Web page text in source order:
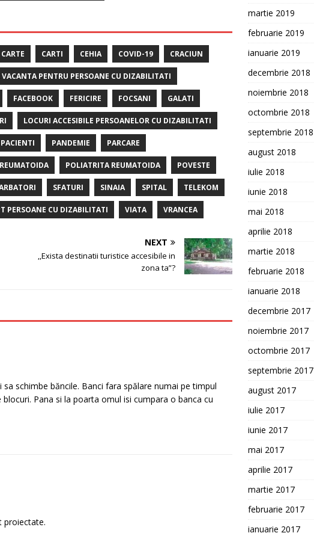
CARTE CARTI CEHIA COVID-19 CRACIUN
PENTRU PERSOANE CU DIZABILITATI
FACEBOOK FERICIRE FOCSANI GALATI
LOCURI ACCESIBILE PERSOANELOR CU DIZABILITATI
PACIENTI PANDEMIE PARCARE
POLIATRITA REUMATOIDA POVESTE
SFATURI SINAIA SPITAL TELEKOM
PERSOANE CU DIZABILITATI VIATA VRANCEA
NEXT
,,Exista destinatii turistice accesibile in
zona ta”?
schimbe băncile. Banci fara spălare numai pe timpul
Pana si la poarta omul isi cumpara o banca cu
proiectate.
martie 2019
februarie 2019
ianuarie 2019
decembrie 2018
noiembrie 2018
octombrie 2018
septembrie 2018
august 2018
iulie 2018
iunie 2018
mai 2018
aprilie 2018
martie 2018
februarie 2018
ianuarie 2018
decembrie 2017
noiembrie 2017
octombrie 2017
septembrie 2017
august 2017
iulie 2017
iunie 2017
mai 2017
aprilie 2017
martie 2017
februarie 2017
ianuarie 2017